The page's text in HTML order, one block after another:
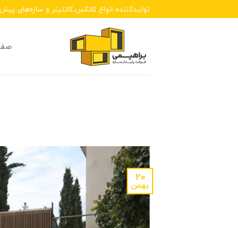
to
تولیدکننده انواع کانکس،کانتینر و سازه‌های
۲۰
بهمن